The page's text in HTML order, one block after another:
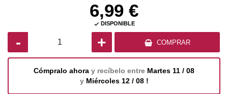
6,99 €
 DISPONIBLE
- + COMPRAR
Cómpralo ahora y recíbelo entre Martes 11 / 08
y Miércoles 12 / 08 !